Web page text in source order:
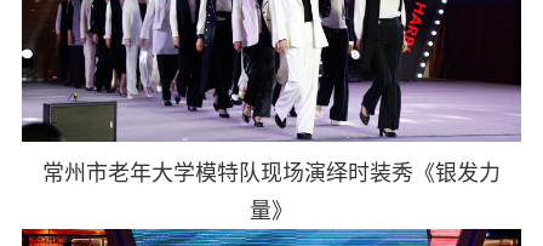
常州市老年大学模特队现场演绎时装秀《银发力
量》